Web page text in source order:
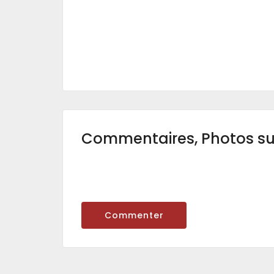
Commentaires, Photos
Commenter